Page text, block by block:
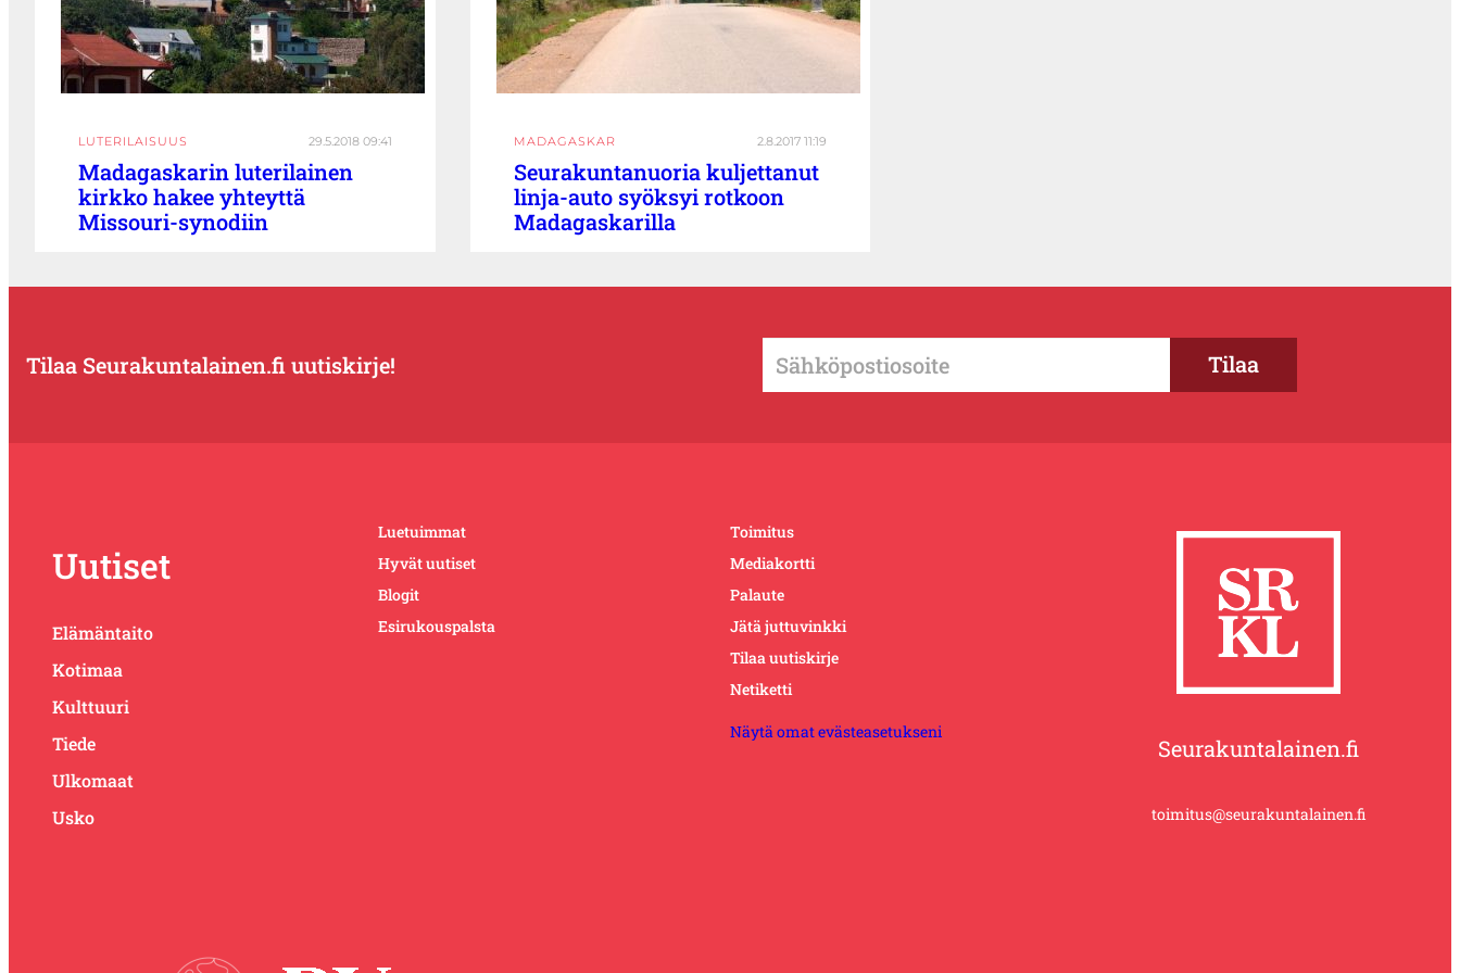
LUTERILAISUUS 29.5.2018 09:41
Madagaskarin luterilainen
kirkko hakee yhteyttä
Missouri-synodiin
MADAGASKAR 2.8.2017 11:19
Seurakuntanuoria kuljettanut
linja-auto syöksyi rotkoon
Madagaskarilla
Tilaa Seurakuntalainen.fi uutiskirje!
Uutiset
Elämäntaito
Kotimaa
Kulttuuri
Tiede
Ulkomaat
Usko
Luetuimmat
Hyvät uutiset
Blogit
Esirukouspalsta
Toimitus
Mediakortti
Palaute
Jätä juttuvinkki
Tilaa uutiskirje
Netiketti
Näytä omat evästeasetukseni
Seurakuntalainen.fi
toimitus@seurakuntalainen.fi